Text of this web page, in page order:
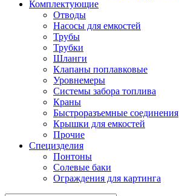
Комплектующие
Отводы
Насосы для емкостей
Трубы
Трубки
Шланги
Клапаны поплавковые
Уровнемеры
Системы забора топлива
Краны
Быстроразъемные соединения
Крышки для емкостей
Прочие
Специзделия
Понтоны
Солевые баки
Ограждения для картинга